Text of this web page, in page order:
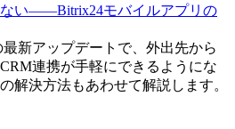
い――Bitrix24モバイルアプリの
新アップデートで、外出先から
連携が手軽にできるようにな
解決方法もあわせて解説します。